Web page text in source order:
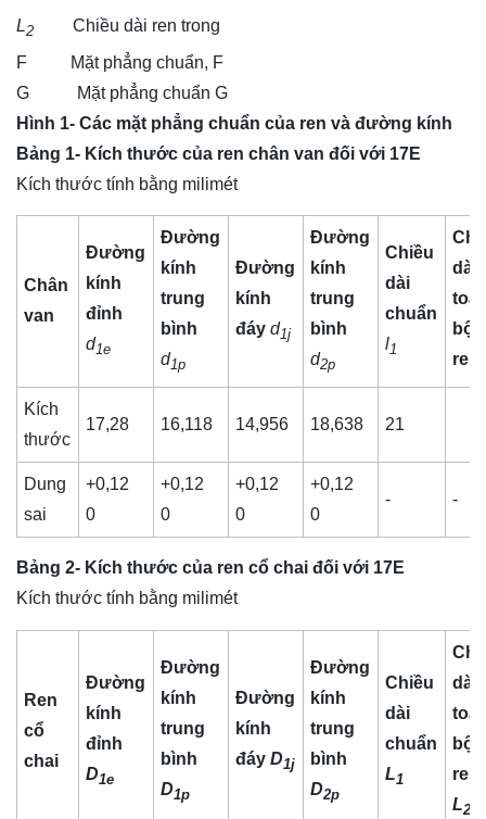
L2 Chiều dài ren trong
F Mặt phẳng chuẩn, F
G Mặt phẳng chuẩn G
Hình 1- Các mặt phẳng chuẩn của ren và đường kính
Bảng 1- Kích thước của ren chân van đối với 17E
Kích thước tính bằng milimét
Chân
van
Đường
kính
đỉnh
d1e
Đường
kính
trung
bình
d1p
Đường
kính
đáyd1j
Đường
kính
trung
bình
d2p
Chiều
dài
chuẩn
l1
dài
bộ
ren
Kích
thước
17,28 16,118 14,956 18,638 21
Dung
sai
+0,12
0
+0,12
0
+0,12
0
+0,12
0
- -
Bảng 2- Kích thước của ren cổ chai đối với 17E
Kích thước tính bằng milimét
Ren
cổ
chai
Đường
kính
đỉnh
D1e
Đường
kính
trung
bình
D1p
Đường
kính
đáyD1j
Đường
kính
trung
bình
D2p
Chiều
dài
chuẩn
L1
dài
bộ
ren
L2